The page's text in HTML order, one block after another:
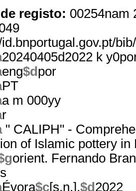
registo: 00254nam
id.bnportugal.gov.pt/
20240405d2022 k
eng$d por
PT
a m 000yy
r
" CALIPH" -
of Islamic pottery in
orient. Fernando
Évora$c[s.n.],$d 2022